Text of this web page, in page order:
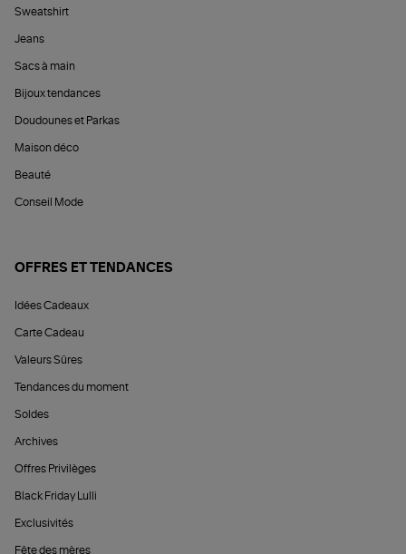
Sweatshirt
Jeans
Sacs à main
Bijoux tendances
Doudounes et Parkas
Maison déco
Beauté
Conseil Mode
OFFRES ET TENDANCES
Idées Cadeaux
Carte Cadeau
Valeurs Sûres
Tendances du moment
Soldes
Archives
Offres Privilèges
Black Friday Lulli
Exclusivités
Fête des mères